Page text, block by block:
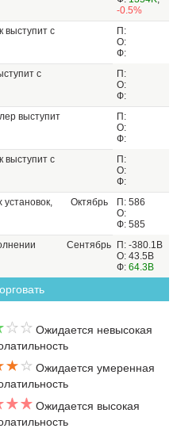
-0.5%
выступит с
П:
О:
Ф:
с
П:
О:
Ф:
выступит
П:
О:
Ф:
выступит с
П:
О:
Ф:
Октябрь
П: 586
О:
Ф: 585
Сентябрь
П: -380.1B
О: 43.5B
Ф: 64.3B
Ожидается невысокая
Ожидается умеренная
Ожидается высокая